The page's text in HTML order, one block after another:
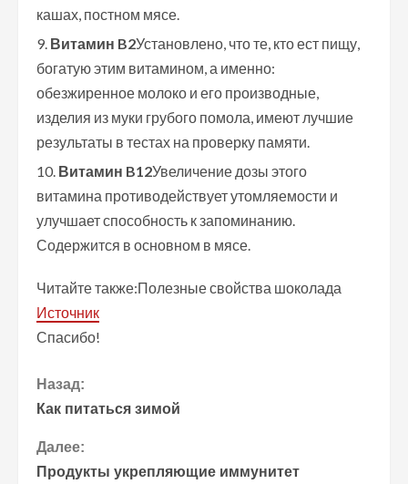
кашах, постном мясе.
Витамин B2Установлено, что те, кто ест пищу,
богатую этим витамином, а именно:
обезжиренное молоко и его производные,
изделия из муки грубого помола, имеют лучшие
результаты в тестах на проверку памяти.
Витамин B12Увеличение дозы этого
витамина противодействует утомляемости и
улучшает способность к запоминанию.
Содержится в основном в мясе.
Читайте также:Полезные свойства шоколада
Источник
Спасибо!
П
о
Назад:
Как питаться зимой
Далее:
Продукты укрепляющие иммунитет